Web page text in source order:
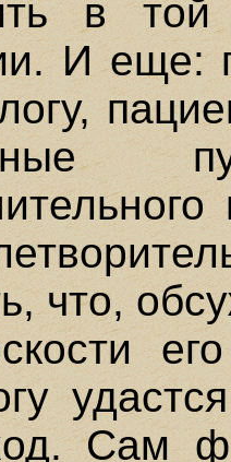
в
И еще:
что,
Сам